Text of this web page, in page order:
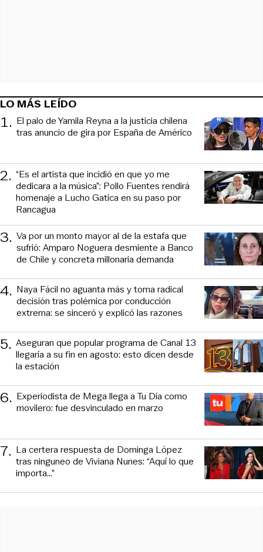
LO MÁS LEÍDO
1. El palo de Yamila Reyna a la justicia chilena
tras anuncio de gira por España de Américo
2. “Es el artista que incidió en que yo me
dedicara a la música”: Pollo Fuentes rendirá
homenaje a Lucho Gatica en su paso por
Rancagua
3. Va por un monto mayor al de la estafa que
sufrió: Amparo Noguera desmiente a Banco
de Chile y concreta millonaria demanda
4. Naya Fácil no aguanta más y toma radical
decisión tras polémica por conducción
extrema: se sinceró y explicó las razones
5. Aseguran que popular programa de Canal 13
llegaría a su fin en agosto: esto dicen desde
la estación
6. Experiodista de Mega llega a Tu Día como
movilero: fue desvinculado en marzo
7. La certera respuesta de Dominga López
tras ninguneo de Viviana Nunes: “Aquí lo que
importa...”